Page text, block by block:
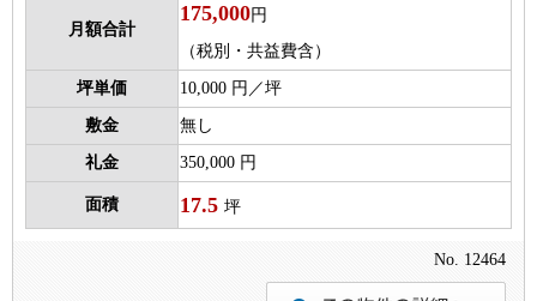
月額合計
175,000円
（税別・共益費含）
坪単価 10,000 円／坪
敷金 無し
礼金 350,000 円
面積 17.5 坪
No. 12464